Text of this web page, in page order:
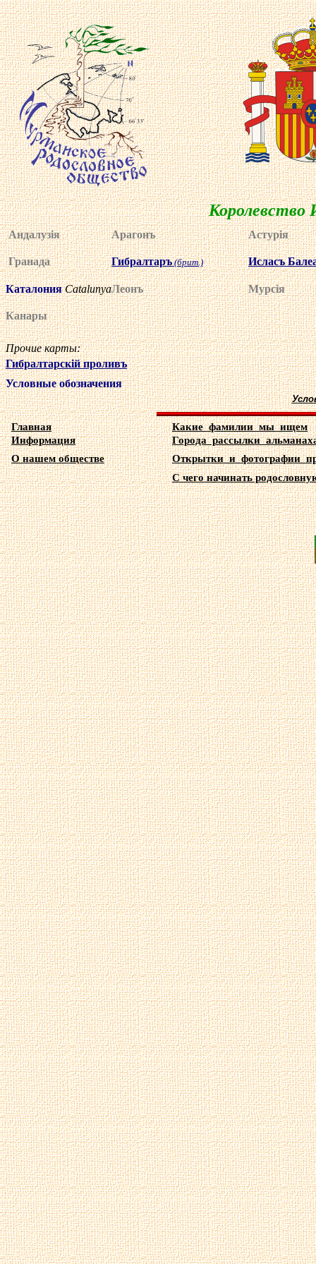
Королевство
Андалузiя Арагонъ Астурiя
Гранада Гибралтаръ (брит.) Исласъ
Каталония CatalunyaЛеонъ Мурсiя
Канары
Прочие карты:
Гибралтарскiй проливъ
Условные обозначения
Главная
Какие фамилии мы ищем
Информация
Города рассылки
О нашем обществе
Открытки и фотографии
С чего начинать